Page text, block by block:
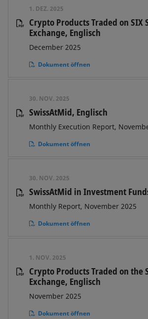
1. DEZ. 2025
Crypto Products Traded on SIX
Exchange, Englisch
December 2025
Dokument öffnen
30. NOV. 2025
SwissAtMid, Englisch
Monthly Execution Report,
Dokument öffnen
30. NOV. 2025
SwissAtMid in Investment
Monthly Report, November 2025
Dokument öffnen
1. NOV. 2025
Crypto Products Traded on the
Exchange, Englisch
November 2025
Dokument öffnen